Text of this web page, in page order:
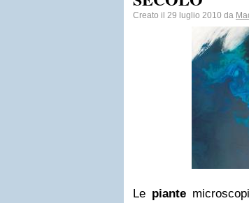
Creato il 29 luglio 2010 da
Le piante